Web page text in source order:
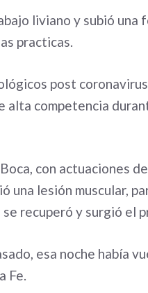
liviano y subió una
practicas.
post
competencia
con actuaciones
lesión muscular,
recuperó y surgió el
esa noche había
Fe.